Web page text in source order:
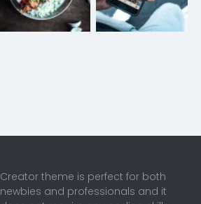
Creator theme is perfect for both
newbies and professionals and it